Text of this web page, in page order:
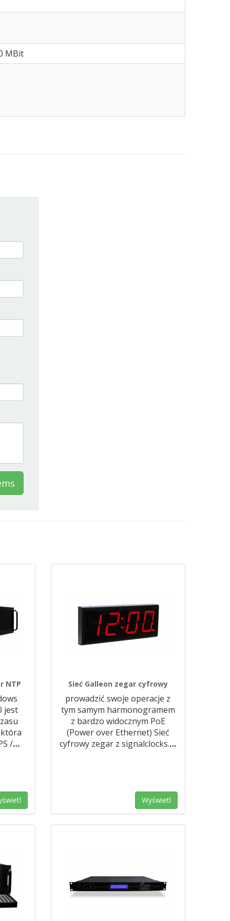
MBit
NTP
jest
która
/…
Sieć Galleon zegar cyfrowy
prowadzić swoje operacje z
tym samym harmonogramem
z bardzo widocznym PoE
(Power over Ethernet) Sieć
cyfrowy zegar z signalclocks.…
Wyświetl